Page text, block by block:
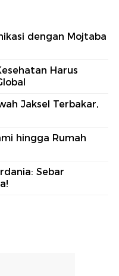
dengan Mojtaba
Harus
Jaksel Terbakar,
hingga Rumah
Sebar